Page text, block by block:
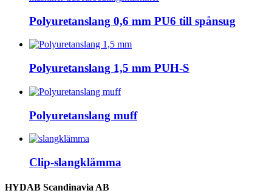
Polyuretanslang 0,6 mm PU6 till spånsug
Polyuretanslang 1,5 mm PUH-S
Polyuretanslang muff
Clip-slangklämma
HYDAB Scandinavia AB